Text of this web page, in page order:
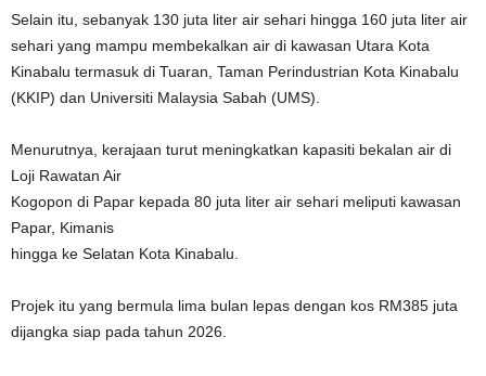
Selain itu, sebanyak 130 juta liter air sehari hingga 160 juta liter air
sehari yang mampu membekalkan air di kawasan Utara Kota
Kinabalu termasuk di Tuaran, Taman Perindustrian Kota Kinabalu
(KKIP) dan Universiti Malaysia Sabah (UMS).
Menurutnya, kerajaan turut meningkatkan kapasiti bekalan air di
Loji Rawatan Air
Kogopon di Papar kepada 80 juta liter air sehari meliputi kawasan
Papar, Kimanis
hingga ke Selatan Kota Kinabalu.
Projek itu yang bermula lima bulan lepas dengan kos RM385 juta
dijangka siap pada tahun 2026.